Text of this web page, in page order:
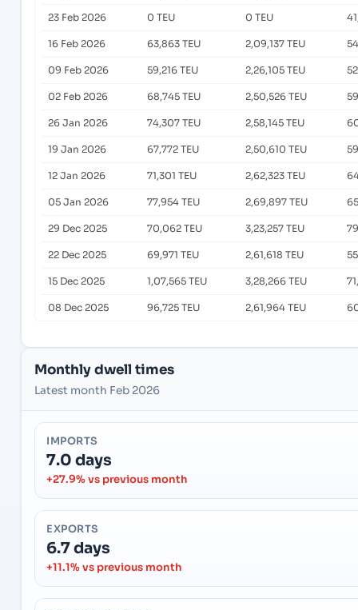
23 Feb 2026 0 TEU 0 TEU
16 Feb 2026 63,863 TEU 2,09,137 TEU
09 Feb 2026 59,216 TEU 2,26,105 TEU
02 Feb 2026 68,745 TEU 2,50,526 TEU
26 Jan 2026 74,307 TEU 2,58,145 TEU
19 Jan 2026 67,772 TEU 2,50,610 TEU
12 Jan 2026 71,301 TEU 2,62,323 TEU
05 Jan 2026 77,954 TEU 2,69,897 TEU
29 Dec 2025 70,062 TEU 3,23,257 TEU
22 Dec 2025 69,971 TEU 2,61,618 TEU
15 Dec 2025 1,07,565 TEU 3,28,266 TEU
08 Dec 2025 96,725 TEU 2,61,964 TEU
Monthly dwell times
Latest month Feb 2026
IMPORTS
7.0 days
+27.9% vs previous month
EXPORTS
6.7 days
+11.1% vs previous month